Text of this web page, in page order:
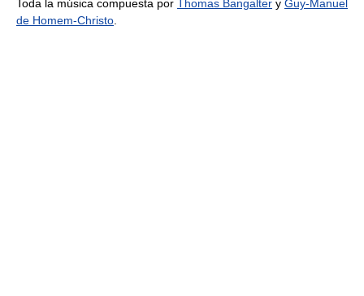
Toda la música compuesta por Thomas Bangalter y Guy-Manuel
de Homem-Christo